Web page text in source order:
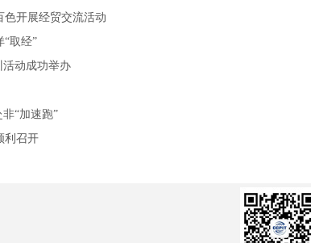
色开展经贸交流活动
“取经”
活动成功举办
“加速跑”
利召开